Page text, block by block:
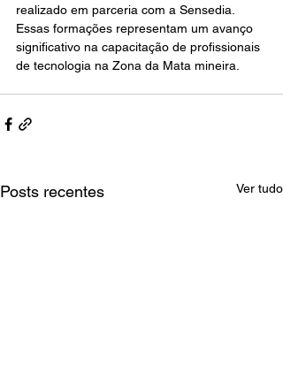
realizado em parceria com a Sensedia.
Essas formações representam um avanço
significativo na capacitação de profissionais
de tecnologia na Zona da Mata mineira.
Posts recentes Ver tudo